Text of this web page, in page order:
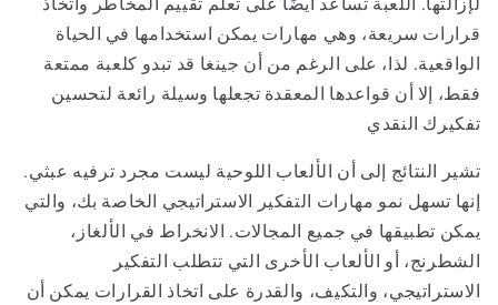
قرارات سريعة، وهي مهارات يمكن استخدامها في الحياة
الواقعية. لذا، على الرغم من أن جينغا قد تبدو كلعبة ممتعة
فقط، إلا أن قواعدها المعقدة تجعلها وسيلة رائعة لتحسين
تفكيرك النقدي
تشير النتائج إلى أن الألعاب اللوحية ليست مجرد ترفيه عبثي.
إنها تسهل نمو مهارات التفكير الاستراتيجي الخاصة بك، والتي
يمكن تطبيقها في جميع المجالات. الانخراط في الألغاز،
الشطرنج، أو الألعاب الأخرى التي تتطلب التفكير
الاستراتيجي، والتكيف، والقدرة على اتخاذ القرارات يمكن أن